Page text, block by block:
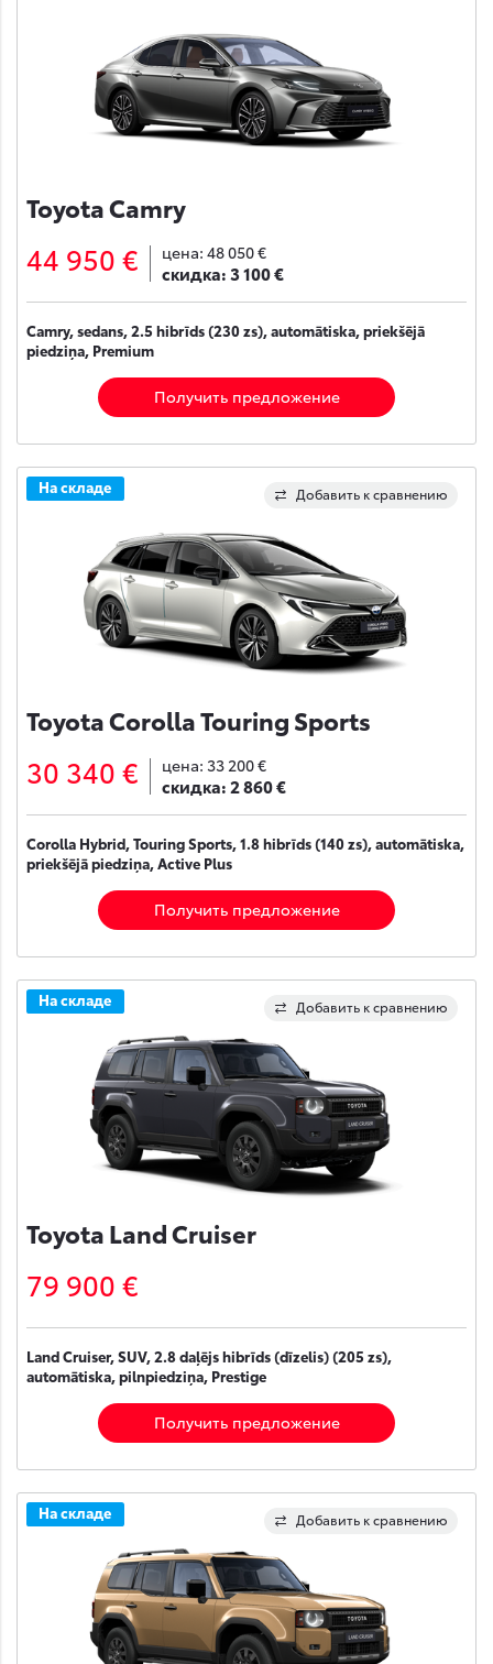
Toyota Camry
44 950 € цена: 48 050 €
скидка:3 100 €
Camry, sedans, 2.5 hibrīds (230 zs), automātiska, priekšējā
piedziņa, Premium
Получить предложение
Добавить к сравнению
На складе
Toyota Corolla Touring Sports
30 340 € цена: 33 200 €
скидка:2 860 €
Corolla Hybrid, Touring Sports, 1.8 hibrīds (140 zs), automātiska,
priekšējā piedziņa, Active Plus
Получить предложение
Добавить к сравнению
На складе
Toyota Land Cruiser
79 900 €
Land Cruiser, SUV, 2.8 daļējs hibrīds (dīzelis) (205 zs),
automātiska, pilnpiedziņa, Prestige
Получить предложение
Добавить к сравнению
На складе